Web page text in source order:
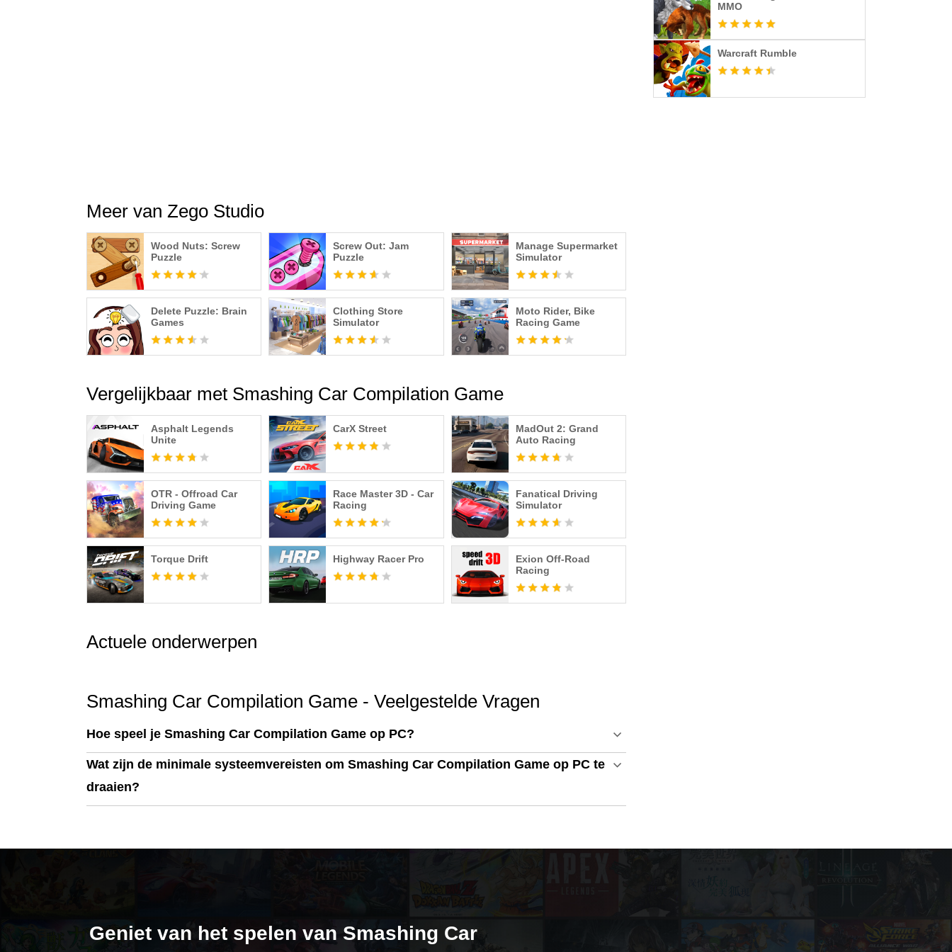
Meer van Zego Studio
Wood Nuts: Screw
Puzzle
Screw Out: Jam
Puzzle
Manage Supermarket
Simulator
Delete Puzzle: Brain
Games
Clothing Store
Simulator
Moto Rider, Bike
Racing Game
Vergelijkbaar met Smashing Car Compilation Game
Asphalt Legends
Unite
CarX Street
MadOut 2: Grand
Auto Racing
OTR - Offroad Car
Driving Game
Race Master 3D - Car
Racing
Fanatical Driving
Simulator
Torque Drift Highway Racer Pro
Exion Off-Road
Racing
Actuele onderwerpen
Smashing Car Compilation Game - Veelgestelde Vragen
Hoe speel je Smashing Car Compilation Game op PC?
Wat zijn de minimale systeemvereisten om Smashing Car Compilation Game op PC te
draaien?
MMO
Warcraft Rumble
Geniet van het spelen van Smashing Car